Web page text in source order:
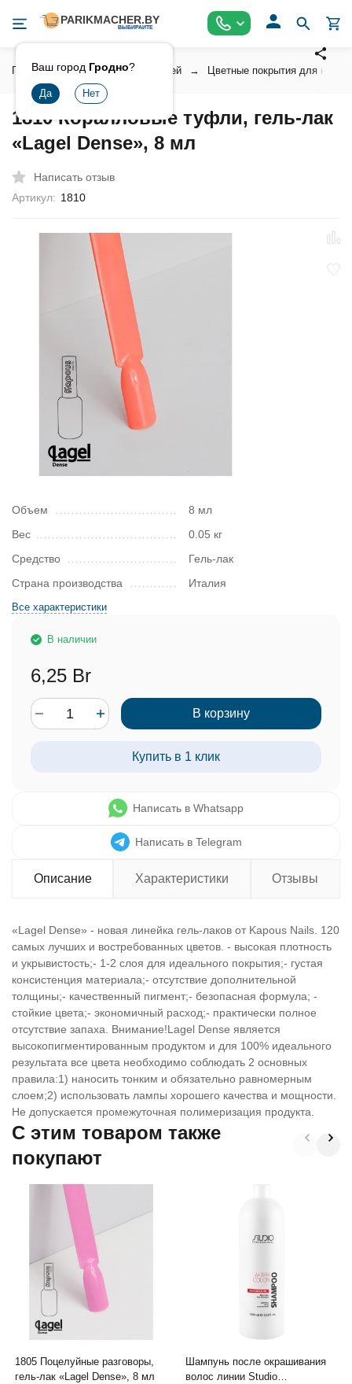
Ваш город Гродно?
Главная Косметика для ногтей Цветные покрытия для ногтей
1810 Коралловые туфли, гель-лак
«Lagel Dense», 8 мл
Написать отзыв
Артикул: 1810
Объем
8 мл
Вес
0.05 кг
Средство
Гель-лак
Страна производства
Италия
Все характеристики
В наличии
6,25 Br
В корзину
Купить в 1 клик
Написать в Whatsapp
Написать в Telegram
Описание Характеристики Отзывы
«Lagel Dense» - новая линейка гель-лаков от Kapous Nails. 120
самых лучших и востребованных цветов. - высокая плотность
и укрывистость;- 1-2 слоя для идеального покрытия;- густая
консистенция материала;- отсутствие дополнительной
толщины;- качественный пигмент;- безопасная формула; -
стойкие цвета;- экономичный расход;- практически полное
отсутствие запаха. Внимание!Lagel Dense является
высокопигментированным продуктом и для 100% идеального
результата все цвета необходимо соблюдать 2 основных
правила:1) наносить тонким и обязательно равномерным
слоем;2) использовать лампы хорошего качества и мощности.
Не допускается промежуточная полимеризация продукта.
C этим товаром также
покупают
1805 Поцелуйные разговоры,
гель-лак «Lagel Dense», 8 мл
Шампунь после окрашивания
волос линии Studio